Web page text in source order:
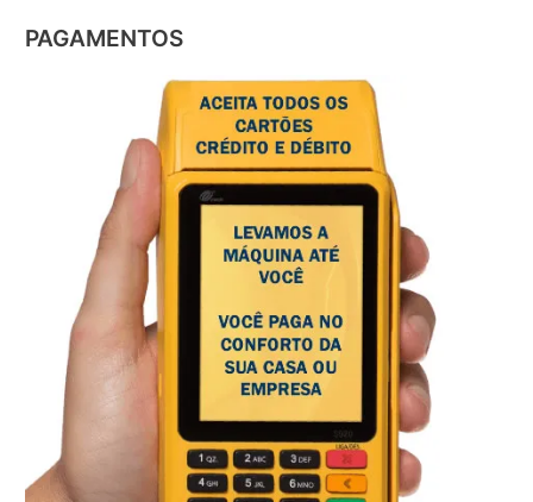
PAGAMENTOS